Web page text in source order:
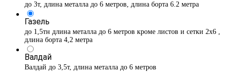
до 3т, длина металла до 6 метров, длина борта 6.2 метра
Газель
до 1,5тн длина металла до 6 метров кроме листов и сетки 2х6 ,
длина борта 4,2 метра
Валдай
Валдай до 3,5т, длина металла до 6 метров